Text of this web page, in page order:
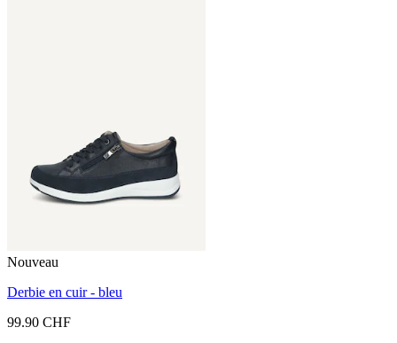
Nouveau
Derbie en cuir - bleu
99.90 CHF